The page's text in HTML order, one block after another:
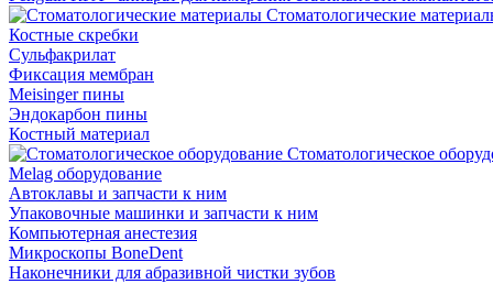
Стоматологические
Костные скребки
Сульфакрилат
Фиксация мембран
Meisinger пины
Эндокарбон пины
Костный материал
Стоматологическое
Melag оборудование
Автоклавы и запчасти к ним
Упаковочные машинки и запчасти к ним
Компьютерная анестезия
Микроскопы BoneDent
Наконечники для абразивной чистки зубов